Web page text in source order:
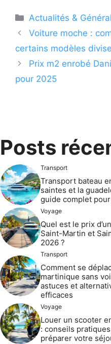
Catégories
Actualités &
Voiture moche :
certains modèles
Prix m2 enrobé
pour 2025
Posts
Transport
Transport bateau
saintes et la
guide complet
Voyage
Quel est le prix
Saint-Martin et
2026 ?
Transport
Comment se
martinique sans
astuces et
efficaces
Voyage
Louer un scooter
: conseils
préparer votre